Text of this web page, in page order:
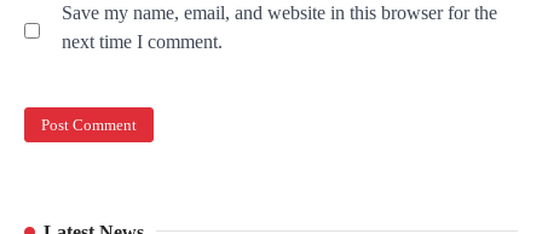
Save my name, email, and website in this browser for the
next time I comment.